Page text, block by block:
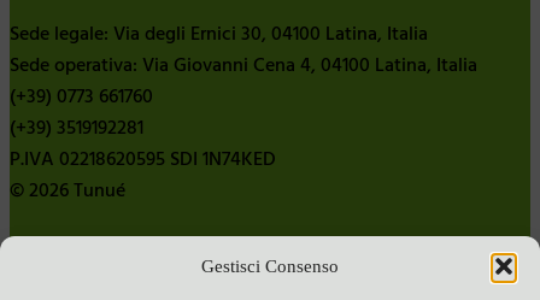
Gestisci Consenso
Sede legale: Via degli Ernici 30, 04100 Latina, Italia
Sede operativa: Via Giovanni Cena 4, 04100 Latina, Italia
(+39) 0773 661760
(+39) 3519192281
P.IVA 02218620595 SDI 1N74KED
© 2026 Tunué